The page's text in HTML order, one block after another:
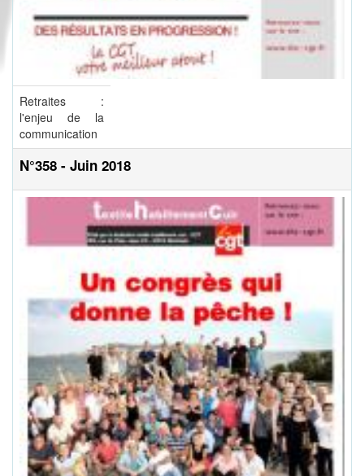
Retraites :
l'enjeu de la
communication
N°358 - Juin 2018